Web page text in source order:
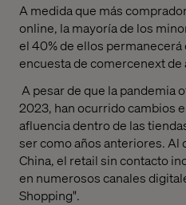
A medida que más
online, la mayoría de los
el 40% de ellos permanecerá
encuesta de comercenext de
A pesar de que la pandemia
2023, han ocurrido cambios
afluencia dentro de las
ser como años anteriores. Al
China, el retail sin contacto
en numerosos canales
Shopping".